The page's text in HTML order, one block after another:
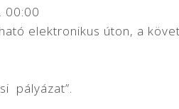
00:00
elektronikus úton, a
pályázat”.